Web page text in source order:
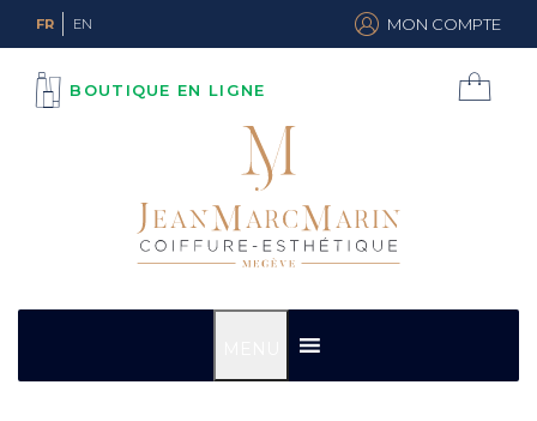
FR EN MON COMPTE
BOUTIQUE EN LIGNE